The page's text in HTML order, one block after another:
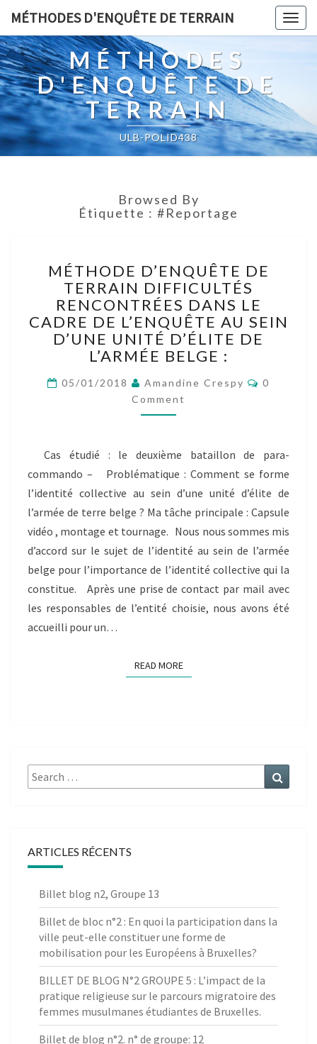
MÉTHODES D'ENQUÊTE DE TERRAIN
MÉTHODES
D'ENQUÊTE DE
TERRAIN
ULB-POLID438
Browsed By
Étiquette : #reportage
D’ENQUÊTE
DE
TERRAIN
DIFFICULTÉS
RENCONTRÉES
DANS
LE
CADRE
DE
L’ENQUÊTE
D’UNE
UNITÉ
D’ÉLITE
DE
L’ARMÉE
BELGE
:
MÉTHODE D’ENQUÊTE DE
TERRAIN DIFFICULTÉS
RENCONTRÉES DANS LE
CADRE DE L’ENQUÊTE AU SEIN
D’UNE UNITÉ D’ÉLITE DE
L’ARMÉE BELGE :
05/01/2018 Amandine Crespy
0
Comment
Cas étudié : le deuxième bataillon de para-
commando – Problématique : Comment se forme
l’identité collective au sein d’une unité d’élite de
l’armée de terre belge ? Ma tâche principale : Capsule
vidéo , montage et tournage. Nous nous sommes mis
d’accord sur le sujet de l’identité au sein de l’armée
belge pour l’importance de l’identité collective qui la
constitue. Après une prise de contact par mail avec
les responsables de l’entité choisie, nous avons été
accueilli pour un…
READ MOREREAD MORE
Search
for:
ARTICLES RÉCENTS
Billet blog n2, Groupe 13
Billet de bloc n°2 : En quoi la participation dans la
ville peut-elle constituer une forme de
mobilisation pour les Européens à Bruxelles?
BILLET DE BLOG N°2 GROUPE 5 : L’impact de la
pratique religieuse sur le parcours migratoire des
femmes musulmanes étudiantes de Bruxelles.
Billet de blog n°2. n° de groupe: 12